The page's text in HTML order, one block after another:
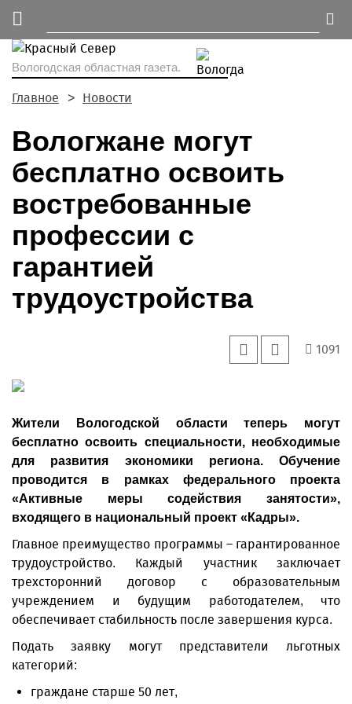
Вологодская областная газета.
Главное Новости
Вологжане могут
бесплатно освоить
востребованные
профессии с
гарантией
трудоустройства
1091
Жители Вологодской области теперь могут
бесплатно освоить специальности, необходимые
для развития экономики региона. Обучение
проводится в рамках федерального проекта
«Активные меры содействия занятости»,
входящего в национальный проект «Кадры».
Главное преимущество программы – гарантированное
трудоустройство. Каждый участник заключает
трехсторонний договор с образовательным
учреждением и будущим работодателем, что
обеспечивает стабильность после завершения курса.
Подать заявку могут представители льготных
категорий:
граждане старше 50 лет,